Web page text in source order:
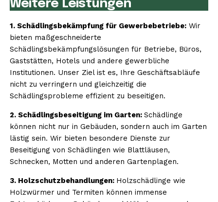
Weitere Leistungen
1. Schädlingsbekämpfung für Gewerbebetriebe: Wir
bieten maßgeschneiderte
Schädlingsbekämpfungslösungen für Betriebe, Büros,
Gaststätten, Hotels und andere gewerbliche
Institutionen. Unser Ziel ist es, Ihre Geschäftsabläufe
nicht zu verringern und gleichzeitig die
Schädlingsprobleme effizient zu beseitigen.
2. Schädlingsbeseitigung im Garten: Schädlinge
können nicht nur in Gebäuden, sondern auch im Garten
lästig sein. Wir bieten besondere Dienste zur
Beseitigung von Schädlingen wie Blattläusen,
Schnecken, Motten und anderen Gartenplagen.
3. Holzschutzbehandlungen: Holzschädlinge wie
Holzwürmer und Termiten können immense